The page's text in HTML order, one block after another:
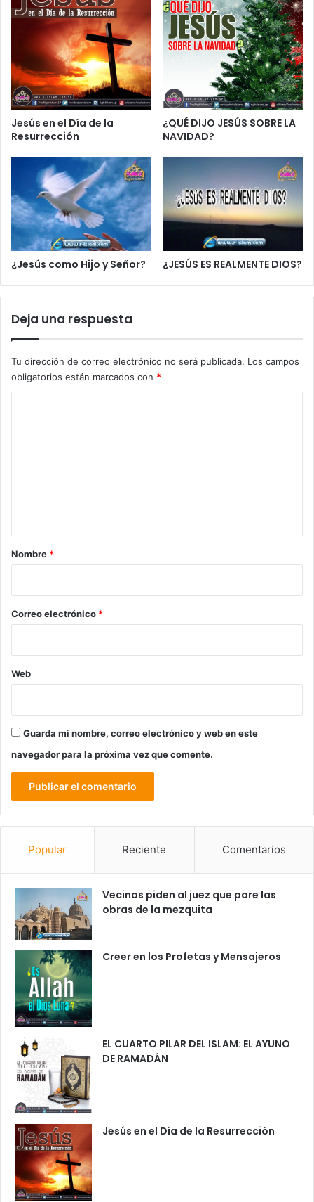
Jesús en el Día de la
Resurrección
¿QUÉ DIJO JESÚS SOBRE LA
NAVIDAD?
¿Jesús como Hijo y Señor? ¿JESÚS ES REALMENTE DIOS?
Deja una respuesta
Tu dirección de correo electrónico no será publicada. Los campos
obligatorios están marcados con *
r
*
Nombre *
Correo electrónico *
Web
Guarda mi nombre, correo electrónico y web en este
navegador para la próxima vez que comente.
Popular Reciente Comentarios
Vecinos piden al juez que pare las
obras de la mezquita
Creer en los Profetas y Mensajeros
EL CUARTO PILAR DEL ISLAM: EL AYUNO
DE RAMADÁN
Jesús en el Día de la Resurrección